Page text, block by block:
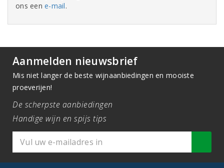
ons eene-mail.
Aanmelden nieuwsbrief
Mis niet langer de beste wijnaanbiedingen en mooiste
proeverijen!
De scherpste aanbiedingen
Handige wijn en spijs tips